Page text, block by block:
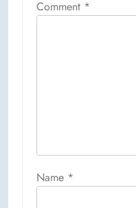
Comment *
Name *